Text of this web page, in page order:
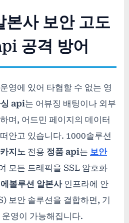
본사 보안 고도
공격 방어
영에 있어 타협할 수 없는 영
api는 어뷰징 배팅이나 외부
며, 어드민 페이지의 데이터
안고 있습니다. 1000솔루션
지노 전용 정품 api는 보안
모든 트래픽을 SSL 암호화
에볼루션 알본사인프라에 안
보안 솔루션을 결합하면, 기
영이 가능해집니다.